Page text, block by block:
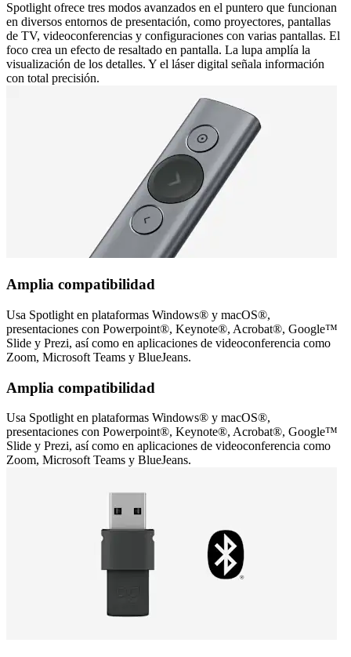
Spotlight ofrece tres modos avanzados en el puntero que funcionan
en diversos entornos de presentación, como proyectores, pantallas
de TV, videoconferencias y configuraciones con varias pantallas. El
foco crea un efecto de resaltado en pantalla. La lupa amplía la
visualización de los detalles. Y el láser digital señala información
con total precisión.
Amplia compatibilidad
Usa Spotlight en plataformas Windows® y macOS®,
presentaciones con Powerpoint®, Keynote®, Acrobat®, Google™
Slide y Prezi, así como en aplicaciones de videoconferencia como
Zoom, Microsoft Teams y BlueJeans.
Amplia compatibilidad
Usa Spotlight en plataformas Windows® y macOS®,
presentaciones con Powerpoint®, Keynote®, Acrobat®, Google™
Slide y Prezi, así como en aplicaciones de videoconferencia como
Zoom, Microsoft Teams y BlueJeans.